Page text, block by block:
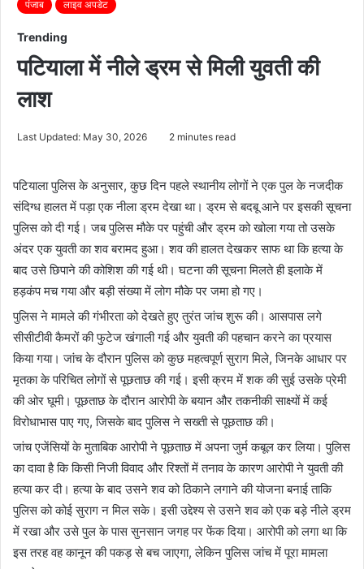
पंजाब लाइव अपडेट
Trending
पटियाला में नीले ड्रम से मिली युवती की
लाश
Last Updated: May 30, 2026 2 minutes read
पटियाला पुलिस के अनुसार, कुछ दिन पहले स्थानीय लोगों ने एक पुल के नजदीक
संदिग्ध हालत में पड़ा एक नीला ड्रम देखा था। ड्रम से बदबू आने पर इसकी सूचना
पुलिस को दी गई। जब पुलिस मौके पर पहुंची और ड्रम को खोला गया तो उसके
अंदर एक युवती का शव बरामद हुआ। शव की हालत देखकर साफ था कि हत्या के
बाद उसे छिपाने की कोशिश की गई थी। घटना की सूचना मिलते ही इलाके में
हड़कंप मच गया और बड़ी संख्या में लोग मौके पर जमा हो गए।
पुलिस ने मामले की गंभीरता को देखते हुए तुरंत जांच शुरू की। आसपास लगे
सीसीटीवी कैमरों की फुटेज खंगाली गई और युवती की पहचान करने का प्रयास
किया गया। जांच के दौरान पुलिस को कुछ महत्वपूर्ण सुराग मिले, जिनके आधार पर
मृतका के परिचित लोगों से पूछताछ की गई। इसी क्रम में शक की सुई उसके प्रेमी
की ओर घूमी। पूछताछ के दौरान आरोपी के बयान और तकनीकी साक्ष्यों में कई
विरोधाभास पाए गए, जिसके बाद पुलिस ने सख्ती से पूछताछ की।
जांच एजेंसियों के मुताबिक आरोपी ने पूछताछ में अपना जुर्म कबूल कर लिया। पुलिस
का दावा है कि किसी निजी विवाद और रिश्तों में तनाव के कारण आरोपी ने युवती की
हत्या कर दी। हत्या के बाद उसने शव को ठिकाने लगाने की योजना बनाई ताकि
पुलिस को कोई सुराग न मिल सके। इसी उद्देश्य से उसने शव को एक बड़े नीले ड्रम
में रखा और उसे पुल के पास सुनसान जगह पर फेंक दिया। आरोपी को लगा था कि
इस तरह वह कानून की पकड़ से बच जाएगा, लेकिन पुलिस जांच में पूरा मामला